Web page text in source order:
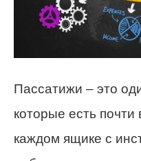
Пассатижи – это
которые есть
каждом ящике с